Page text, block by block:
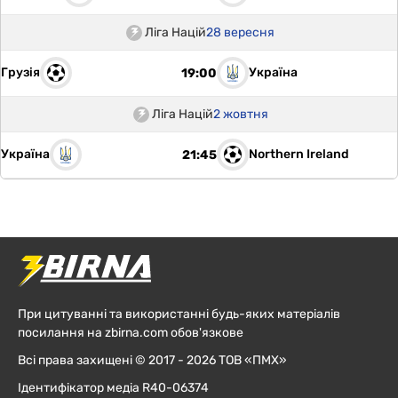
Ліга Націй28 вересня
Грузія 19:00 Україна
Ліга Націй2 жовтня
Україна 21:45 Northern Ireland
При цитуванні та використанні будь-яких матеріалів
посилання на zbirna.com обов'язкове
Всі права захищені © 2017 - 2026 ТОВ «ПМХ»
Ідентифікатор медіа R40-06374